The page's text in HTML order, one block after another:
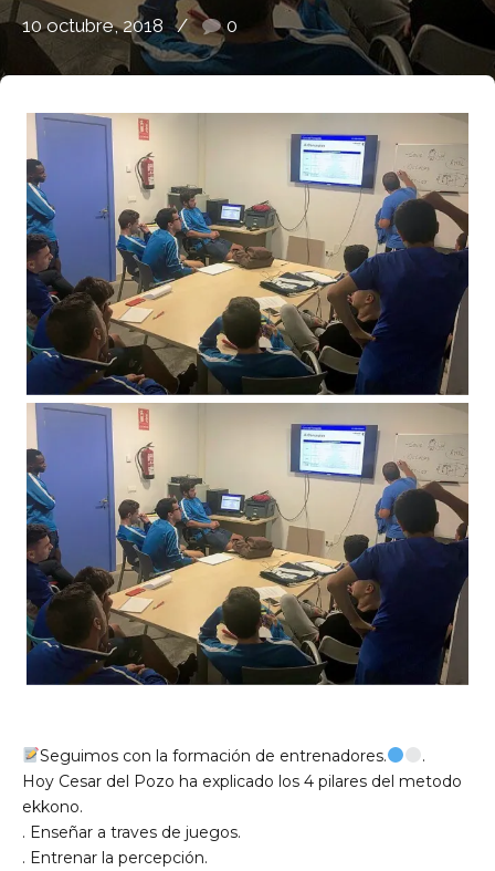
Ll 08950, Barcelona
10 octubre, 2018 0
Seguimos con la formación de entrenadores.
.
Hoy Cesar del Pozo ha explicado los 4 pilares del metodo
ekkono.
. Enseñar a traves de juegos.
. Entrenar la percepción.